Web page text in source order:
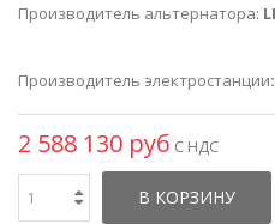
Производитель альтернатора:
Производитель электростанции
2 588 130 руб С НДС
В КОРЗИНУ